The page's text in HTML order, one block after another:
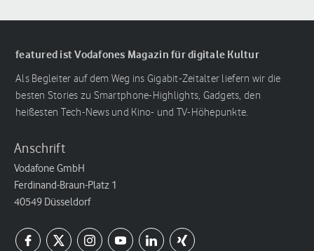
featured ist Vodafones Magazin für digitale Kultur
Als Begleiter auf dem Weg ins Gigabit-Zeitalter liefern wir die
besten Stories zu Smartphone-Highlights, Gadgets, den
heißesten Tech-News und Kino- und TV-Höhepunkte.
Anschrift
Vodafone GmbH
Ferdinand-Braun-Platz 1
40549 Düsseldorf